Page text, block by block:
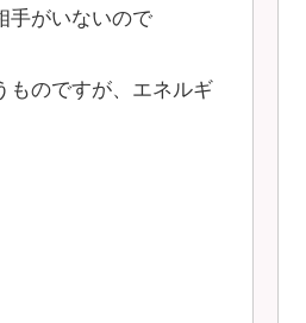
手がいないので
ものですが、エネルギ